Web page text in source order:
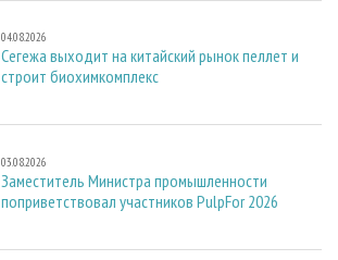
04.08.2026
Сегежа выходит на китайский рынок пеллет и
строит биохимкомплекс
03.08.2026
Заместитель Министра промышленности
поприветствовал участников PulpFor 2026